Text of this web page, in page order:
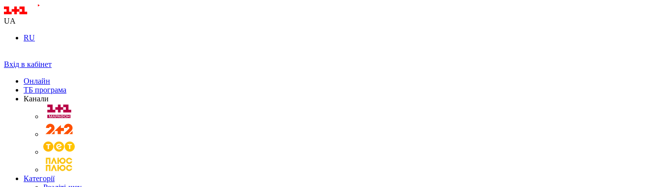
UA
RU
Вхід в кабінет
Онлайн
ТБ програма
Канали
Категорії